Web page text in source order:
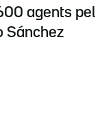
agents pel
Sánchez